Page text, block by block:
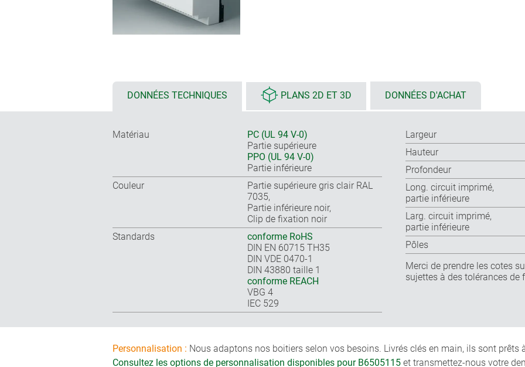
DONNÉES TECHNIQUES PLANS 2D ET 3D DONNÉES D'ACHAT
Matériau
PC (UL 94 V-0)
Partie supérieure
PPO (UL 94 V-0)
Partie inférieure
Couleur
Partie supérieure gris clair RAL
7035,
Partie inférieure noir,
Clip de fixation noir
Standards
conforme RoHS
DIN EN 60715 TH35
DIN VDE 0470-1
DIN 43880 taille 1
conforme REACH
VBG 4
IEC 529
Largeur
Hauteur
Profondeur
Long. circuit imprimé,
partie inférieure
Larg. circuit imprimé,
partie inférieure
Pôles
Merci de prendre les cotes
sujettes à des tolérances
Personnalisation : Nous adaptons nos boitiers selon vos besoins. Livrés clés en main, ils sont prêts
Consultez les options de personnalisation disponibles pour B6505115 et transmettez-nous votre